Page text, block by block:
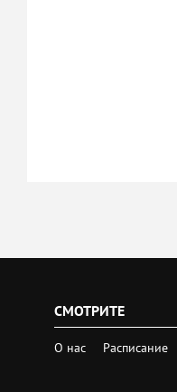
СМОТРИТЕ
О нас Расписание